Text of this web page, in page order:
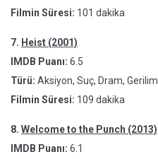
Filmin Süresi: 101 dakika
7. Heist (2001)
IMDB Puanı: 6.5
Türü: Aksiyon, Suç, Dram, Gerilim
Filmin Süresi: 109 dakika
8. Welcome to the Punch (2013)
IMDB Puanı: 6.1